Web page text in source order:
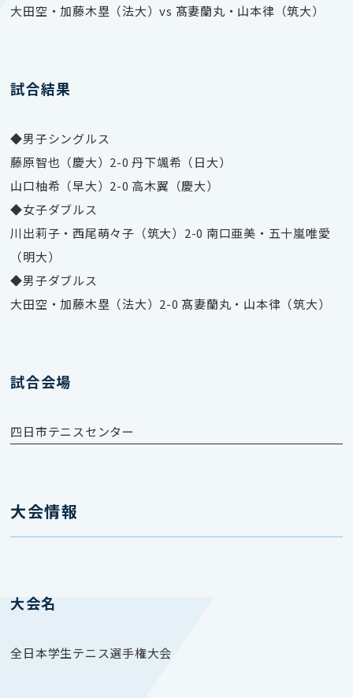
大田空・加藤木塁（法大）vs 髙妻蘭丸・山本律（筑大）
試合結果
◆男子シングルス
藤原智也（慶大）2-0 丹下颯希（日大）
山口柚希（早大）2-0 高木翼（慶大）
◆女子ダブルス
川出莉子・西尾萌々子（筑大）2-0 南口亜美・五十嵐唯愛
（明大）
◆男子ダブルス
大田空・加藤木塁（法大）2-0 髙妻蘭丸・山本律（筑大）
試合会場
四日市テニスセンター
大会情報
大会名
全日本学生テニス選手権大会